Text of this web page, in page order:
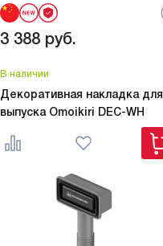
3 388 руб.
В наличии
Декоративная накладка для
выпуска Omoikiri DEC-WH